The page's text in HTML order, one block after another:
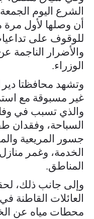
الشرع اليوم
أن وصلها لأول مرة
للوقوف على
والأضرار الناجمة
الوزراء.
وتشهد محافظتا دير
غير مسبوقة مع
السباحة، وفقدان
جسور المريعية
الخدمة، وغمر
المناطق.
وإلى جانب ذلك،
العائلات
محطات مياه عن